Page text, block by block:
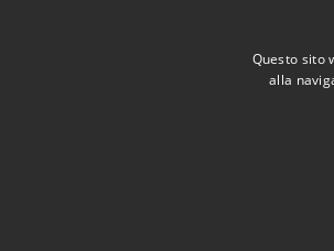
Questo sito
alla